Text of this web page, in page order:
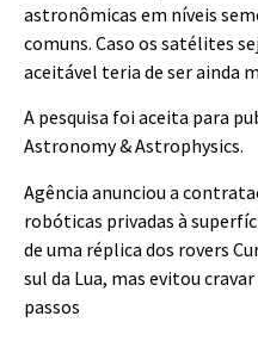
astronômicas em níveis
comuns. Caso os satélites
aceitável teria de ser ainda
A pesquisa foi aceita para
Astronomy & Astrophysics.
Agência anunciou a
robóticas privadas à
de uma réplica dos rovers
sul da Lua, mas evitou
passos